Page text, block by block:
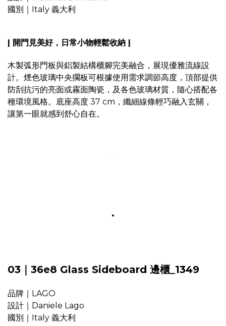
國別｜Italy 義大利
| 開門見美好，日常小物輕鬆收納 |
木製弧形門板與鋁製結構櫃腳完美融合，展現優雅流線設
計。煙色玻璃中央擱板可根據使用需求調節高度，頂部提供
防刮抗污的亮面或霧面陶瓷，及各色玻璃材質，隨心搭配各
種環境風格。底座高度 37 cm，纖細線條輕巧融入玄關，
讓第一眼就感到舒心自在。
.
03｜36e8 Glass Sideboard 邊櫃_1349
品牌｜LAGO
設計｜Daniele Lago
國別｜Italy 義大利